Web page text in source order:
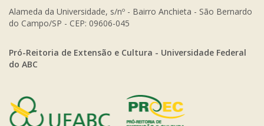
Alameda da Universidade, s/nº - Bairro Anchieta - São Bernardo
do Campo/SP - CEP: 09606-045
Pró-Reitoria de Extensão e Cultura - Universidade Federal
do ABC